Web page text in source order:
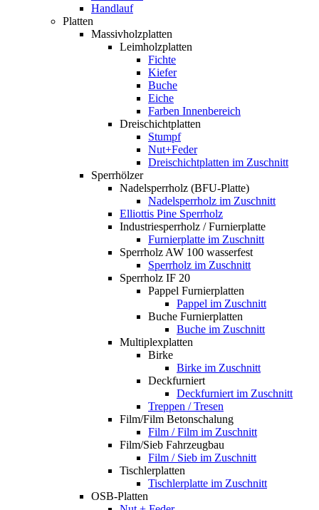
Handlauf
Platten
Massivholzplatten
Leimholzplatten
Fichte
Kiefer
Buche
Eiche
Farben Innenbereich
Dreischichtplatten
Stumpf
Nut+Feder
Dreischichtplatten im Zuschnitt
Sperrhölzer
Nadelsperrholz (BFU-Platte)
Nadelsperrholz im Zuschnitt
Elliottis Pine Sperrholz
Industriesperrholz / Furnierplatte
Furnierplatte im Zuschnitt
Sperrholz AW 100 wasserfest
Sperrholz im Zuschnitt
Sperrholz IF 20
Pappel Furnierplatten
Pappel im Zuschnitt
Buche Furnierplatten
Buche im Zuschnitt
Multiplexplatten
Birke
Birke im Zuschnitt
Deckfurniert
Deckfurniert im Zuschnitt
Treppen / Tresen
Film/Film Betonschalung
Film / Film im Zuschnitt
Film/Sieb Fahrzeugbau
Film / Sieb im Zuschnitt
Tischlerplatten
Tischlerplatte im Zuschnitt
OSB-Platten